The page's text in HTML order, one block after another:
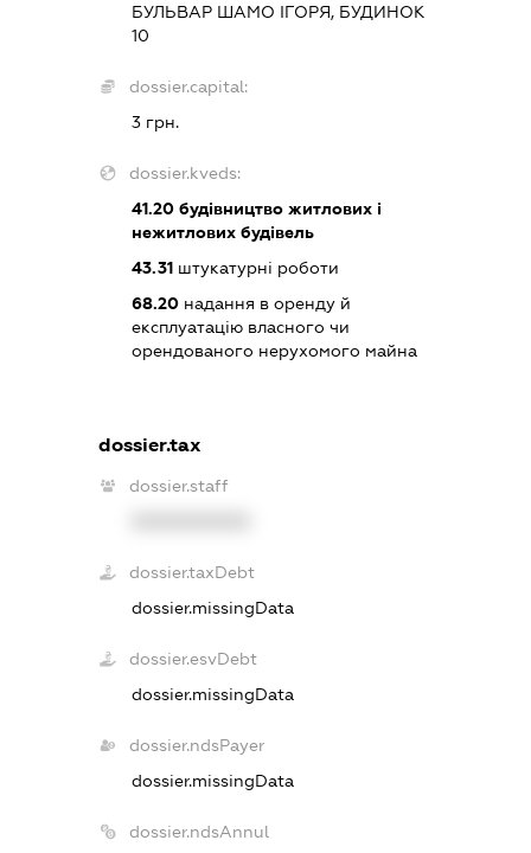
БУЛЬВАР ШАМО ІГОРЯ, БУДИНОК
10
dossier.capital:
3 грн.
dossier.kveds:
41.20 будівництво житлових і
нежитлових будівель
43.31 штукатурні роботи
68.20 надання в оренду й
експлуатацію власного чи
орендованого нерухомого майна
dossier.tax
dossier.staff
dossier.taxDebt
dossier.missingData
dossier.esvDebt
dossier.missingData
dossier.ndsPayer
dossier.missingData
dossier.ndsAnnul